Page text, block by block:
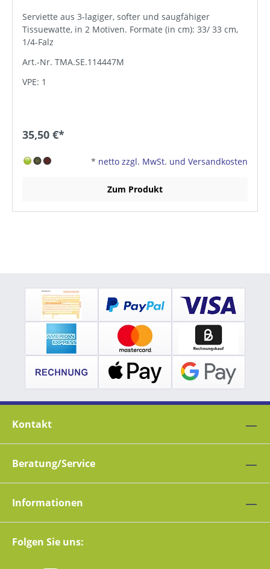
Serviette aus 3-lagiger, softer und saugfähiger
Tissuewatte, in 2 Motiven. Formate (in cm): 33/ 33 cm,
1/4-Falz
Art.-Nr. TMA.SE.114447M
VPE: 1
35,50 €*
* netto zzgl. MwSt. und Versandkosten
Zum Produkt
Kontakt
Beratung/Service
Informationen
Folgen Sie uns: